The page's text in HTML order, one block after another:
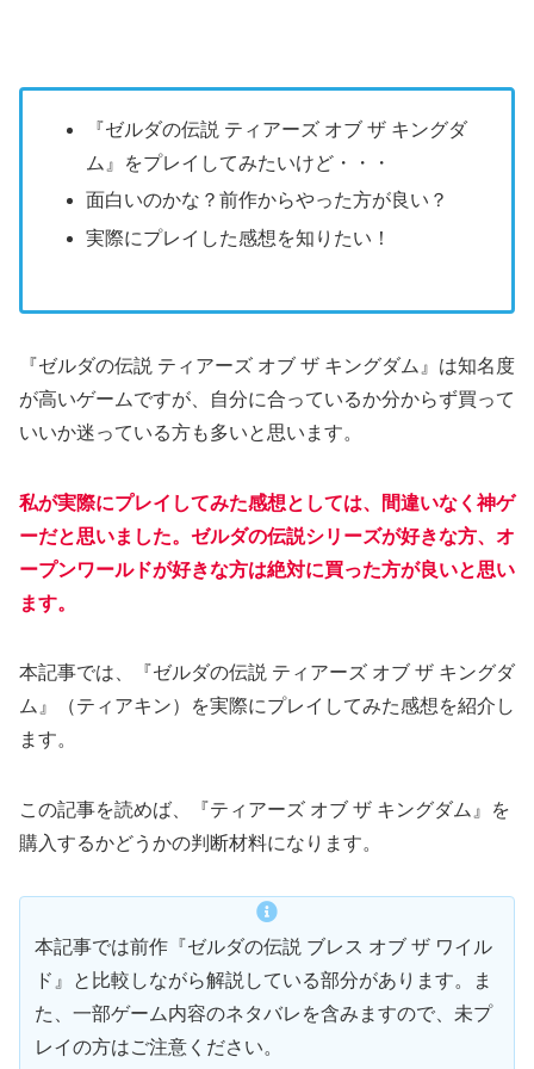
『ゼルダの伝説 ティアーズ オブ ザ キングダ
ム』をプレイしてみたいけど・・・
面白いのかな？前作からやった方が良い？
実際にプレイした感想を知りたい！
『ゼルダの伝説 ティアーズ オブ ザ キングダム』は知名度
が高いゲームですが、自分に合っているか分からず買って
いいか迷っている方も多いと思います。
私が実際にプレイしてみた感想としては、間違いなく神ゲ
ーだと思いました。ゼルダの伝説シリーズが好きな方、オ
ープンワールドが好きな方は絶対に買った方が良いと思い
ます。
本記事では、『ゼルダの伝説 ティアーズ オブ ザ キングダ
ム』（ティアキン）を実際にプレイしてみた感想を紹介し
ます。
この記事を読めば、『ティアーズ オブ ザ キングダム』を
購入するかどうかの判断材料になります。
本記事では前作『ゼルダの伝説 ブレス オブ ザ ワイル
ド』と比較しながら解説している部分があります。ま
た、一部ゲーム内容のネタバレを含みますので、未プ
レイの方はご注意ください。